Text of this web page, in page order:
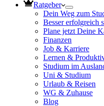
Ratgeber
Dein Weg zum
Besser erfolgreich
Plane jetzt Deine
Finanzen
Job & Karriere
Lernen &
Studium im
Uni & Studium
Urlaub & Reisen
WG & Zuhause
Blog